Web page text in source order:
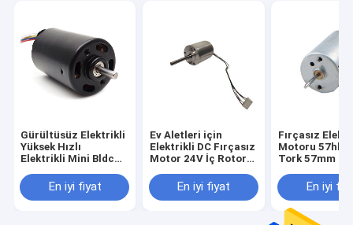
Gürültüsüz Elektrikli
Yüksek Hızlı
Elektrikli Mini Bldc
En iyi fiyat
Ev Aletleri için
Elektrikli DC Fırçasız
Motor 24V İç Rotor
En iyi fiyat
Fırçasız
Motoru 57hbl
Tork 57mm
En iyi